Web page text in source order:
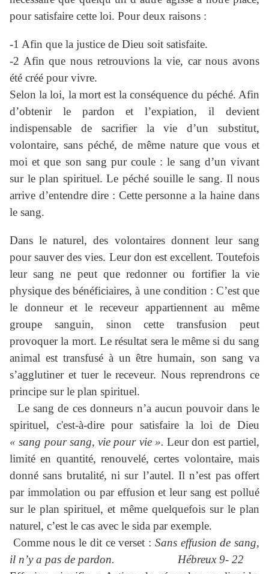
pour satisfaire cette loi. Pour deux raisons :
-1 Afin que la justice de Dieu soit satisfaite.
-2 Afin que nous retrouvions la vie, car nous avons
été créé pour vivre.
Selon la loi, la mort est la conséquence du péché. Afin
d’obtenir le pardon et l’expiation, il devient
indispensable de sacrifier la vie d’un substitut,
volontaire, sans péché, de même nature que vous et
moi et que son sang pur coule : le sang d’un vivant
sur le plan spirituel. Le péché souille le sang. Il nous
arrive d’entendre dire : Cette personne a la haine dans
le sang.
Dans le naturel, des volontaires donnent leur sang
pour sauver des vies. Leur don est excellent. Toutefois
leur sang ne peut que redonner ou fortifier la vie
physique des bénéficiaires, à une condition : C’est que
le donneur et le receveur appartiennent au même
groupe sanguin, sinon cette transfusion peut
provoquer la mort. Le résultat sera le même si du sang
animal est transfusé à un être humain, son sang va
s’agglutiner et tuer le receveur. Nous reprendrons ce
principe sur le plan spirituel.
Le sang de ces donneurs n’a aucun pouvoir dans le
spirituel, c'est-à-dire pour satisfaire la loi de Dieu
« sang pour sang, vie pour vie ». Leur don est partiel,
limité en quantité, renouvelé, certes volontaire, mais
donné sans brutalité, ni sur l’autel. Il n’est pas offert
par immolation ou par effusion et leur sang est pollué
sur le plan spirituel, et même quelquefois sur le plan
naturel, c’est le cas avec le sida par exemple.
Comme nous le dit ce verset : Sans effusion de sang,
il n’y a pas de pardon. Hébreux 9- 22